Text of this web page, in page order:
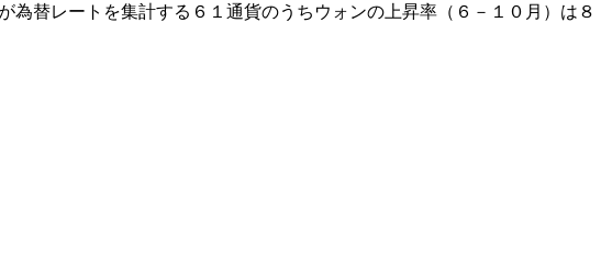
替レートを集計する６１通貨のうちウォンの上昇率（６－１０月）は